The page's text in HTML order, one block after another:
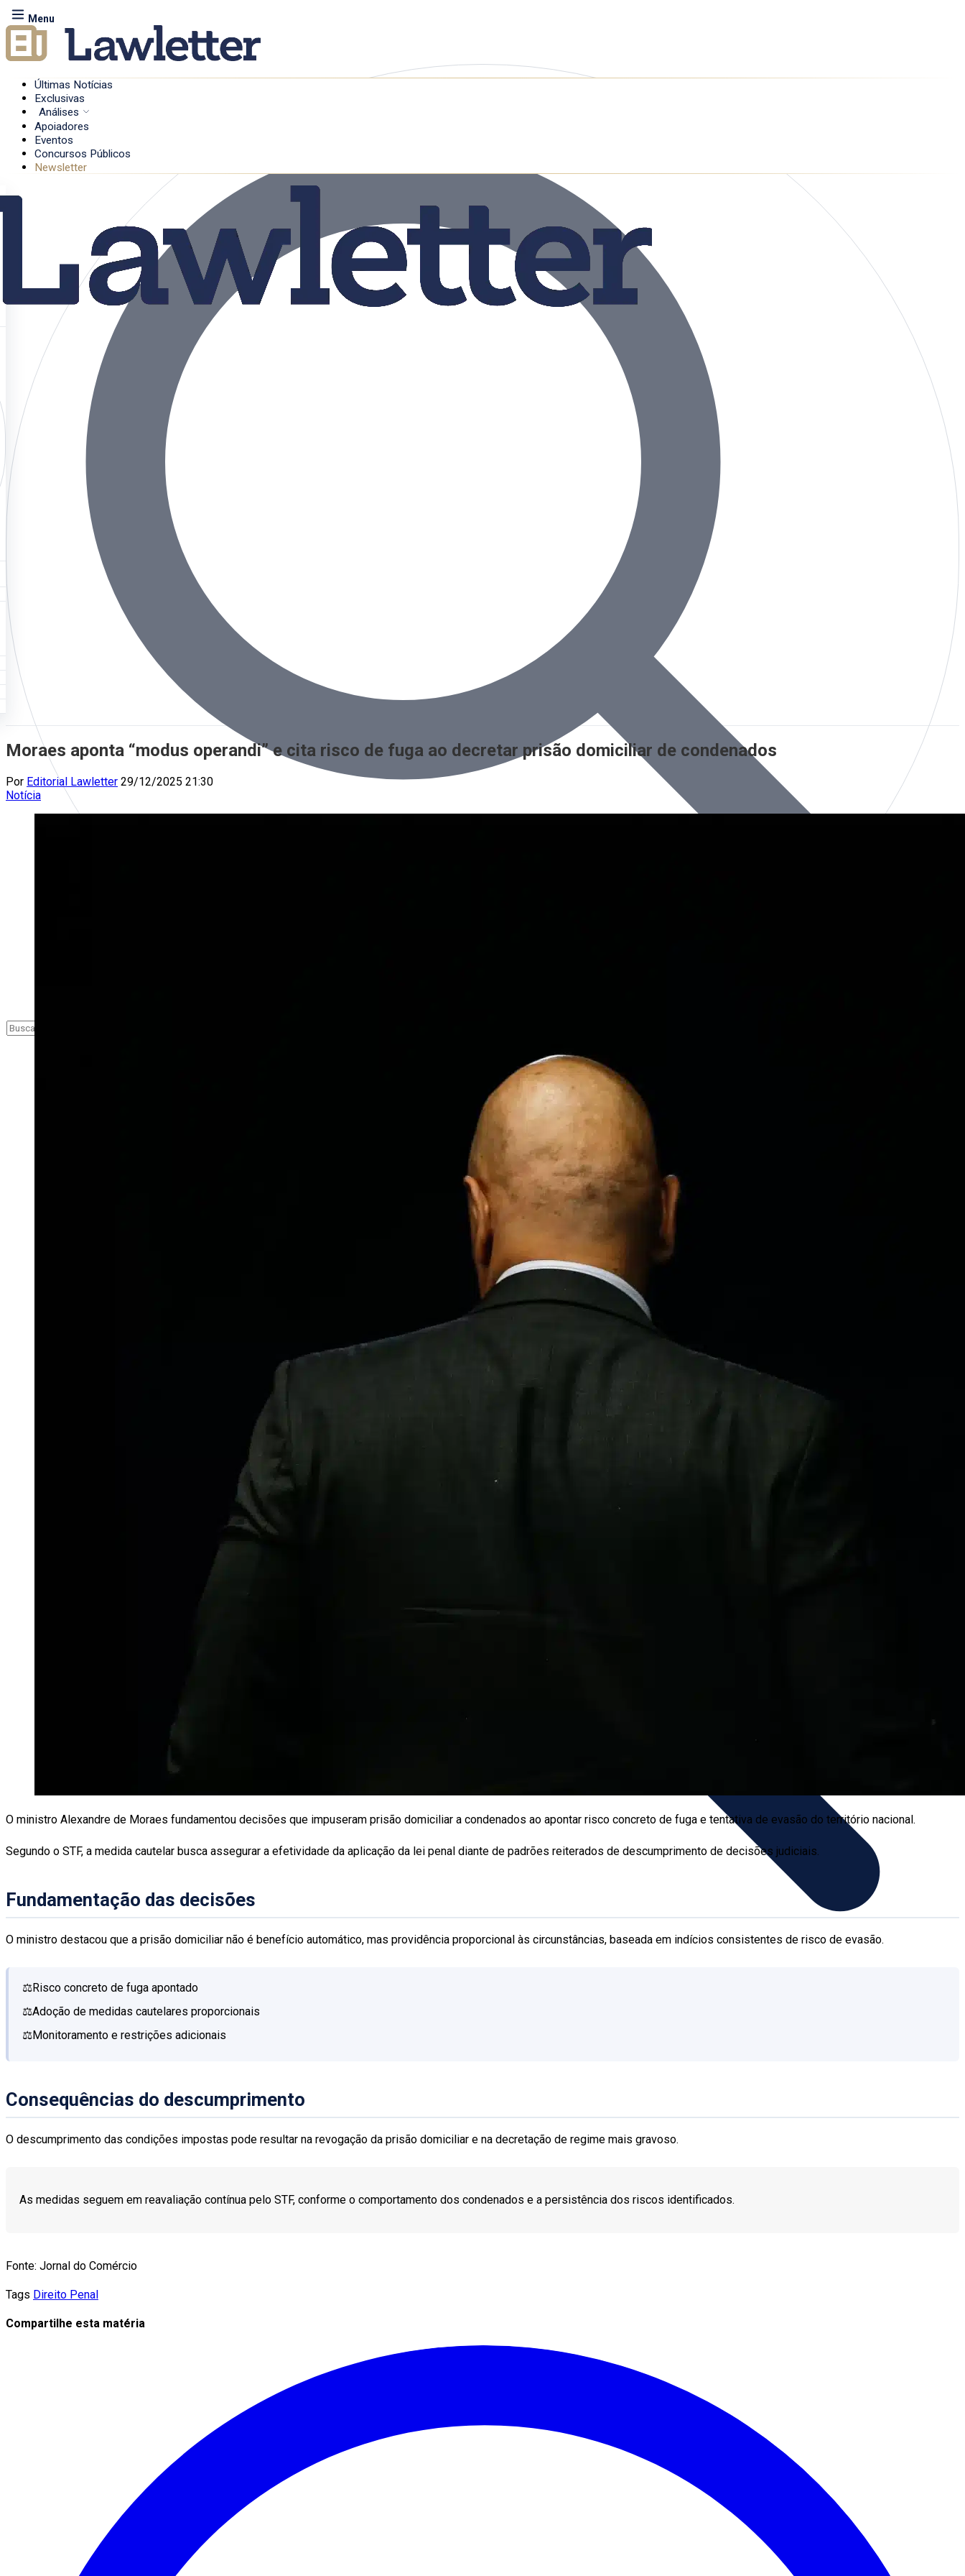
Menu
Últimas Notícias
Exclusivas
Análises
Apoiadores
Eventos
Concursos Públicos
Newsletter
Moraes aponta “modus operandi” e cita risco de fuga ao decretar prisão domiciliar de condenados
Por Editorial Lawletter 29/12/2025 21:30
Notícia
O ministro Alexandre de Moraes fundamentou decisões que impuseram prisão domiciliar a condenados ao apontar risco concreto de fuga e tentativa de evasão do território nacional.
Segundo o STF, a medida cautelar busca assegurar a efetividade da aplicação da lei penal diante de padrões reiterados de descumprimento de decisões judiciais.
Fundamentação das decisões
O ministro destacou que a prisão domiciliar não é benefício automático, mas providência proporcional às circunstâncias, baseada em indícios consistentes de risco de evasão.
Risco concreto de fuga apontado
Adoção de medidas cautelares proporcionais
Monitoramento e restrições adicionais
Consequências do descumprimento
O descumprimento das condições impostas pode resultar na revogação da prisão domiciliar e na decretação de regime mais gravoso.
As medidas seguem em reavaliação contínua pelo STF, conforme o comportamento dos condenados e a persistência dos riscos identificados.
Fonte: Jornal do Comércio
Tags Direito Penal
Compartilhe esta matéria